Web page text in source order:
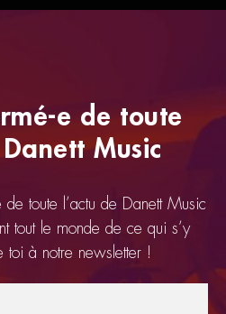
e de toute
Music
de toute l’actu de Danett Music
tout le monde de ce qui s’y
toi à notre newsletter !